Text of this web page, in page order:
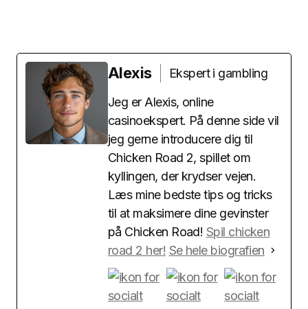
Alexis
Ekspert i gambling
Jeg er Alexis, online
casinoekspert. På denne side vil
jeg gerne introducere dig til
Chicken Road 2, spillet om
kyllingen, der krydser vejen.
Læs mine bedste tips og tricks
til at maksimere dine gevinster
på Chicken Road! Spil chicken
road 2 her! Se hele biografien